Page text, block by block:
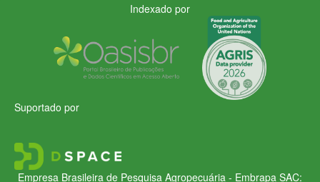
Indexado por
Suportado por
Empresa Brasileira de Pesquisa Agropecuária - Embrapa SAC: